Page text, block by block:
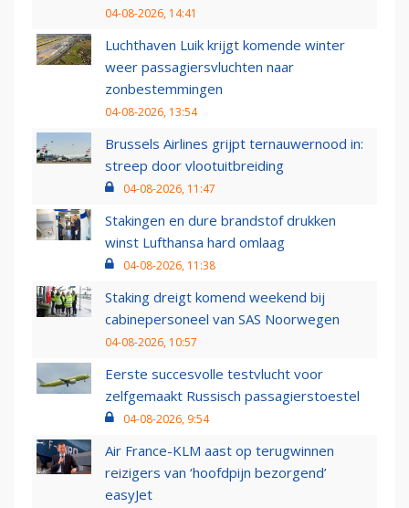
04-08-2026, 14:41
Luchthaven Luik krijgt komende winter
weer passagiersvluchten naar
zonbestemmingen
04-08-2026, 13:54
Brussels Airlines grijpt ternauwernood in:
streep door vlootuitbreiding
04-08-2026, 11:47
Stakingen en dure brandstof drukken
winst Lufthansa hard omlaag
04-08-2026, 11:38
Staking dreigt komend weekend bij
cabinepersoneel van SAS Noorwegen
04-08-2026, 10:57
Eerste succesvolle testvlucht voor
zelfgemaakt Russisch passagierstoestel
04-08-2026, 9:54
Air France-KLM aast op terugwinnen
reizigers van ‘hoofdpijn bezorgend’
easyJet